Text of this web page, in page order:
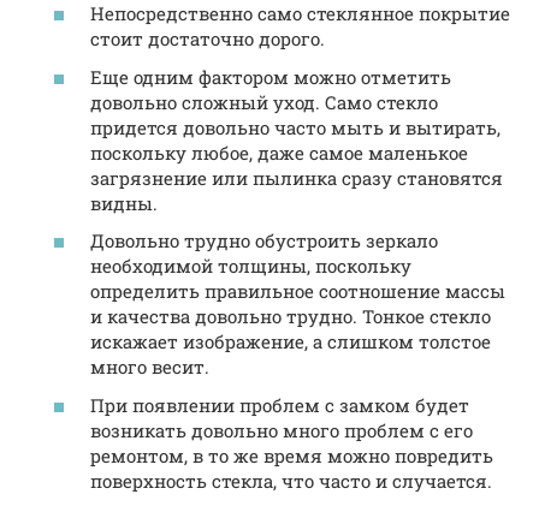
Непосредственно само стеклянное покрытие
стоит достаточно дорого.
Еще одним фактором можно отметить
довольно сложный уход. Само стекло
придется довольно часто мыть и вытирать,
поскольку любое, даже самое маленькое
загрязнение или пылинка сразу становятся
видны.
Довольно трудно обустроить зеркало
необходимой толщины, поскольку
определить правильное соотношение массы
и качества довольно трудно. Тонкое стекло
искажает изображение, а слишком толстое
много весит.
При появлении проблем с замком будет
возникать довольно много проблем с его
ремонтом, в то же время можно повредить
поверхность стекла, что часто и случается.